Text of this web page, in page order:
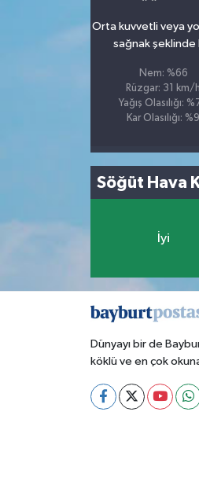
Orta kuvvetli veya
sağnak şeklinde
Nem: %66
Rüzgar: 31 km/h
Yağış Olasılığı:
Kar Olasılığı: %9
Söğüt Hava
İyi
Dünyayı bir de
köklü ve en çok